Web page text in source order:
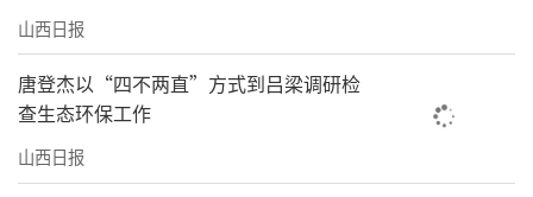
山西日报
唐登杰以“四不两直”方式到吕梁调研检
查生态环保工作
山西日报